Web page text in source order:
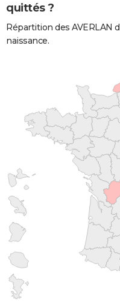
quittés ?
Répartition des AVERLAN
naissance.